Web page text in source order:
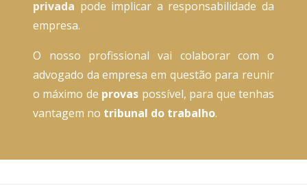
privada pode implicar a responsabilidade da
empresa.
O nosso profissional vai colaborar com o
advogado da empresa em questão para reunir
o máximo de provas possível, para que tenhas
vantagem no tribunal do trabalho.